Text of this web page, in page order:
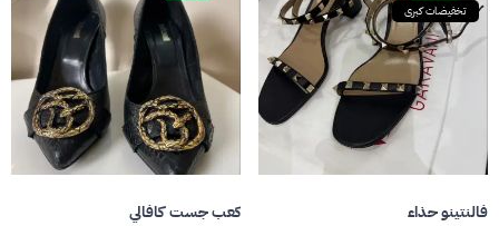
تخفيضات كبرى
فالنتينو حذاء كعب جست كافالي